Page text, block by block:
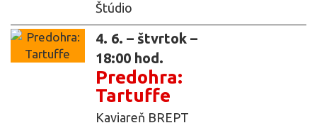
Štúdio
4. 6. – štvrtok –
18:00 hod.
Predohra:
Tartuffe
Kaviareň BREPT